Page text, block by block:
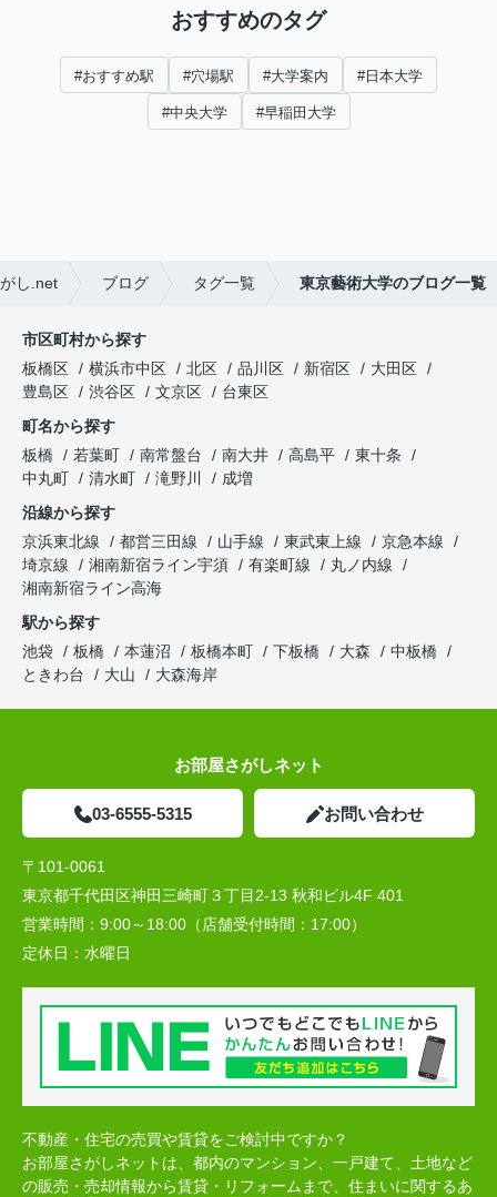
おすすめのタグ
#おすすめ駅 #穴場駅 #大学案内 #日本大学
#中央大学 #早稲田大学
し.net ブログ タグ一覧 東京藝術大学のブログ一覧
市区町村から探す
板橋区
横浜市中区 北区 品川区 新宿区
大田区
豊島区
渋谷区 文京区
台東区
町名から探す
板橋
若葉町 南常盤台 南大井 高島平
東十条
中丸町
清水町 滝野川
成増
沿線から探す
京浜東北線
都営三田線 山手線 東武東上線
京急本線
埼京線
湘南新宿ライン宇須 有楽町線
丸ノ内線
湘南新宿ライン高海
駅から探す
池袋
板橋 本蓮沼 板橋本町 下板橋 大森
中板橋
ときわ台
大山 大森海岸
お部屋さがしネット
03-6555-5315 お問い合わせ
〒101-0061
東京都千代田区神田三崎町３丁目2-13 秋和ビル4F 401
営業時間： 9:00～18:00（店舗受付時間：17:00）
定休日： 水曜日
不動産・住宅の売買や賃貸をご検討中ですか？
お部屋さがしネットは、都内のマンション、一戸建て、土地など
の販売・売却情報から賃貸・リフォームまで、住まいに関するあ